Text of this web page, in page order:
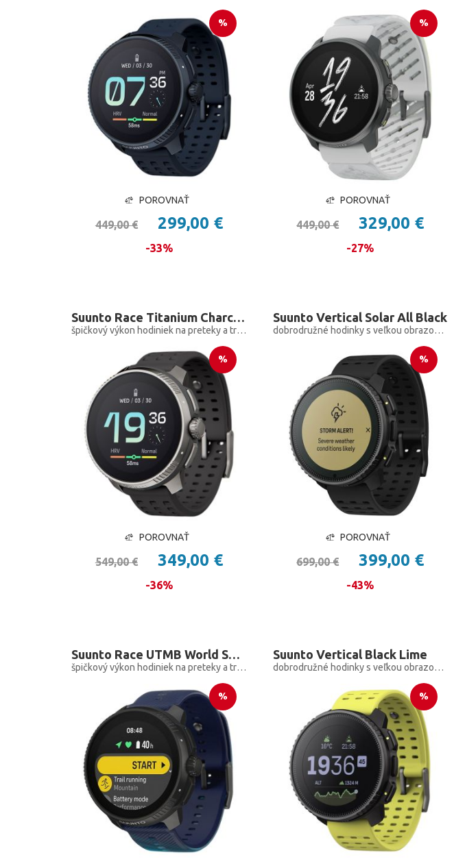
%
POROVNAŤ
449,00 € 299,00 €
-33%
%
POROVNAŤ
449,00 € 329,00 €
-27%
Suunto Race Titanium Charcoal
špičkový výkon hodiniek na preteky a tréning
%
POROVNAŤ
549,00 € 349,00 €
-36%
Suunto Vertical Solar All Black
dobrodružné hodinky s veľkou obrazovkou pre outdoorové expedície so solárnym nabíjaním
%
POROVNAŤ
699,00 € 399,00 €
-43%
Suunto Race UTMB World Series
špičkový výkon hodiniek na preteky a tréning, limitované
%
Suunto Vertical Black Lime
dobrodružné hodinky s veľkou obrazovkou pre outdoorové expedície a tréningy
%